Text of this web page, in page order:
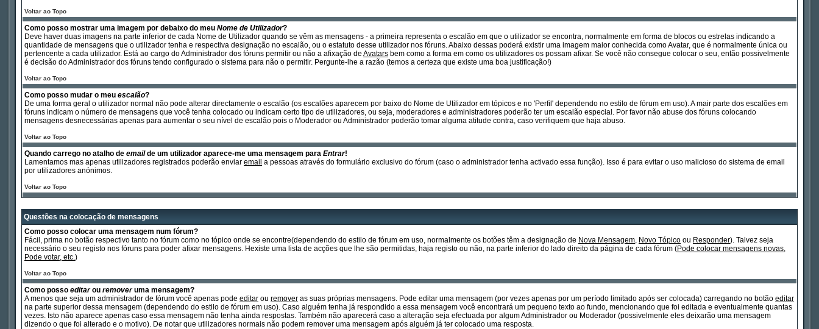
Voltar ao Topo
Como posso mostrar uma imagem por debaixo do meu Nome de Utilizador?
Deve haver duas imagens na parte inferior de cada Nome de Utilizador quando se vêm as mensagens - a primeira representa o escalão em que o utilizador se encontra, normalmente em forma de blocos ou estrelas indicando a
quantidade de mensagens que o utilizador tenha e respectiva designação no escalão, ou o estatuto desse utilizador nos fóruns. Abaixo dessas poderá existir uma imagem maior conhecida como Avatar, que é normalmente única ou
pertencente a cada utilizador. Está ao cargo do Administrador dos fóruns permitir ou não a afixação de Avatars bem como a forma em como os utilizadores os possam afixar. Se você não consegue colocar o seu, então possivelmente
é decisão do Administrador dos fóruns tendo configurado o sistema para não o permitir. Pergunte-lhe a razão (temos a certeza que existe uma boa justificação!)
Voltar ao Topo
Como posso mudar o meu escalão?
De uma forma geral o utilizador normal não pode alterar directamente o escalão (os escalões aparecem por baixo do Nome de Utilizador em tópicos e no 'Perfil' dependendo no estilo de fórum em uso). A mair parte dos escalões em
fóruns indicam o número de mensagens que você tenha colocado ou indicam certo tipo de utilizadores, ou seja, moderadores e administradores poderão ter um escalão especial. Por favor não abuse dos fóruns colocando
mensagens desnecessárias apenas para aumentar o seu nível de escalão pois o Moderador ou Administrador poderão tomar alguma atitude contra, caso verifiquem que haja abuso.
Voltar ao Topo
Quando carrego no atalho de emailde um utilizador aparece-me uma mensagem para Entrar!
Lamentamos mas apenas utilizadores registrados poderão enviar email a pessoas através do formulário exclusivo do fórum (caso o administrador tenha activado essa função). Isso é para evitar o uso malicioso do sistema de email
por utilizadores anónimos.
Voltar ao Topo
Questões na colocação de mensagens
Como posso colocar uma mensagem num fórum?
Fácil, prima no botão respectivo tanto no fórum como no tópico onde se encontre(dependendo do estilo de fórum em uso, normalmente os botões têm a designação de Nova Mensagem, Novo Tópico ou Responder). Talvez seja
necessário o seu registo nos fóruns para poder afixar mensagens. Hexiste uma lista de acções que lhe são permitidas, haja registo ou não, na parte inferior do lado direito da página de cada fórum (Pode colocar mensagens novas,
Pode votar, etc.)
Voltar ao Topo
Como posso editarou removeruma mensagem?
A menos que seja um administrador de fórum você apenas pode editar ou remover as suas próprias mensagens. Pode editar uma mensagem (por vezes apenas por um período limitado após ser colocada) carregando no botão editar
na parte superior dessa mensagem (dependendo do estilo de fórum em uso). Caso alguém tenha já respondido a essa mensagem você encontrará um pequeno texto ao fundo, mencionando que foi editada e eventualmente quantas
vezes. Isto não aparece apenas caso essa mensagem não tenha ainda respostas. Também não aparecerá caso a alteração seja efectuada por algum Administrador ou Moderador (possivelmente eles deixarão uma mensagem
dizendo o que foi alterado e o motivo). De notar que utilizadores normais não podem remover uma mensagem após alguém já ter colocado uma resposta.